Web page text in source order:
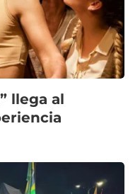
llega al